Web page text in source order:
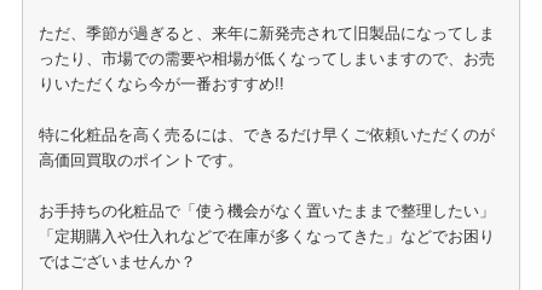
ただ、季節が過ぎると、来年に新発売されて旧製品になってしま
ったり、市場での需要や相場が低くなってしまいますので、お売
りいただくなら今が一番おすすめ!!
特に化粧品を高く売るには、できるだけ早くご依頼いただくのが
高価回買取のポイントです。
お手持ちの化粧品で「使う機会がなく置いたままで整理したい」
「定期購入や仕入れなどで在庫が多くなってきた」などでお困り
ではございませんか？